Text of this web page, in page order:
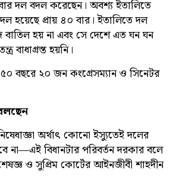
দল বদল করেছেন। অবশ্য ইতালিতে
হয়েছে প্রায় ৪০ বার। ইতালিতে দল
হয় না এবং সে দেশে এত ঘন ঘন
বাধাগ্রস্ত হয়নি।
বছরে ২০ জন কংগ্রেসম্যান ও সিনেটর
অর্থাৎ কোনো ইস্যুতেই দলের
না—এই বিধানটার পরিবর্তন দরকার বলে
ও সুপ্রিম কোর্টের আইনজীবী শাহদীন